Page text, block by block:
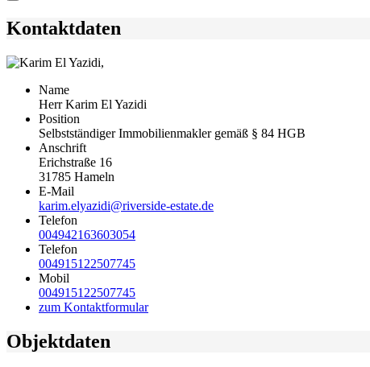
Kontaktdaten
Name
Herr Karim El Yazidi
Position
Selbstständiger Immobilienmakler gemäß § 84 HGB
Anschrift
Erichstraße 16
31785 Hameln
E-Mail
karim.elyazidi@riverside-estate.de
Telefon
004942163603054
Telefon
004915122507745
Mobil
004915122507745
zum Kontaktformular
Objektdaten